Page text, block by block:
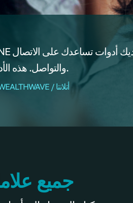
والتواصل. هذه الأدوات ضرورية.
- نويل كيم، قائدة WEALTHWAVE / أتلانتا
جميع